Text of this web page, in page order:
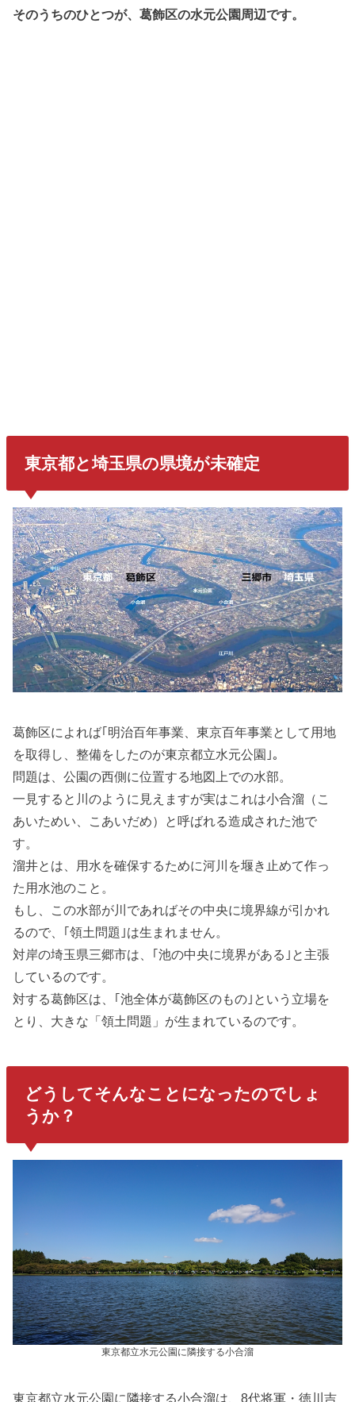
そのうちのひとつが、葛飾区の水元公園周辺です。
東京都と埼玉県の県境が未確定
葛飾区によれば｢明治百年事業、東京百年事業として用地
を取得し、整備をしたのが東京都立水元公園｣。
問題は、公園の西側に位置する地図上での水部。
一見すると川のように見えますが実はこれは小合溜（こ
あいためい、こあいだめ）と呼ばれる造成された池で
す。
溜井とは、用水を確保するために河川を堰き止めて作っ
た用水池のこと。
もし、この水部が川であればその中央に境界線が引かれ
るので、｢領土問題｣は生まれません。
対岸の埼玉県三郷市は、｢池の中央に境界がある｣と主張
しているのです。
対する葛飾区は、｢池全体が葛飾区のもの｣という立場を
とり、大きな「領土問題」が生まれているのです。
どうしてそんなことになったのでしょ
うか？
東京都立水元公園に隣接する小合溜
東京都立水元公園に隣接する小合溜は、8代将軍・徳川吉